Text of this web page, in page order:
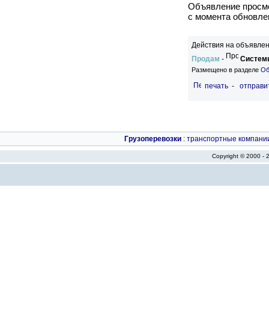
Объявление
c момента
Действия на
Продам -
Размещено в разделе
печать -
Грузоперевозки : транспортные
Copyright © 2000 -